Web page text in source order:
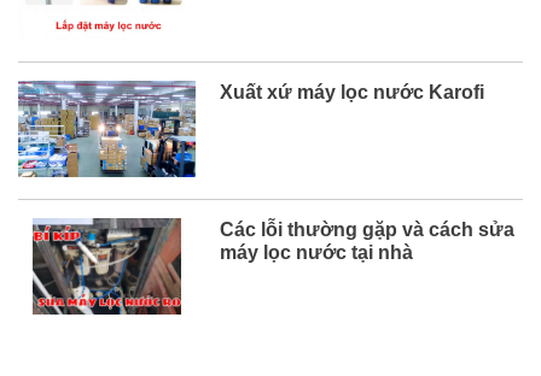
Xuất xứ máy lọc nước Karofi
Các lỗi thường gặp và cách sửa
máy lọc nước tại nhà